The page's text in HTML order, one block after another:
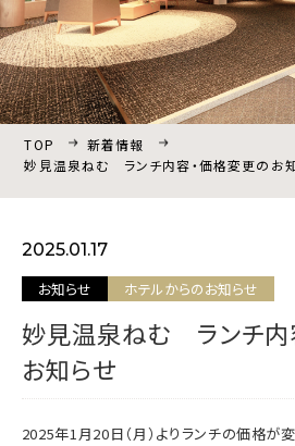
アクセス
採用情報
宿泊プラン一覧
TOP
新着情報
妙見温泉ねむ ランチ内容・価格変更のお
2025.01.17
お知らせ ホテルからのお知らせ
妙見温泉ねむ ランチ内
お知らせ
2025年1月20日（月）よりランチの価格が変